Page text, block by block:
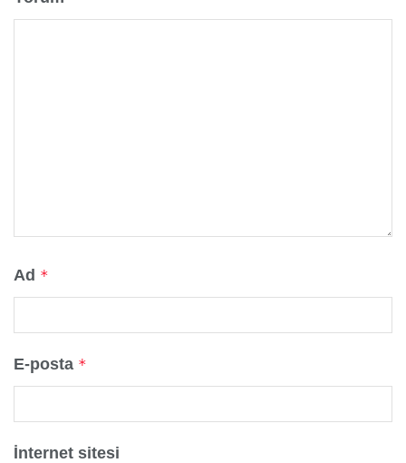
Ad *
E-posta *
İnternet sitesi